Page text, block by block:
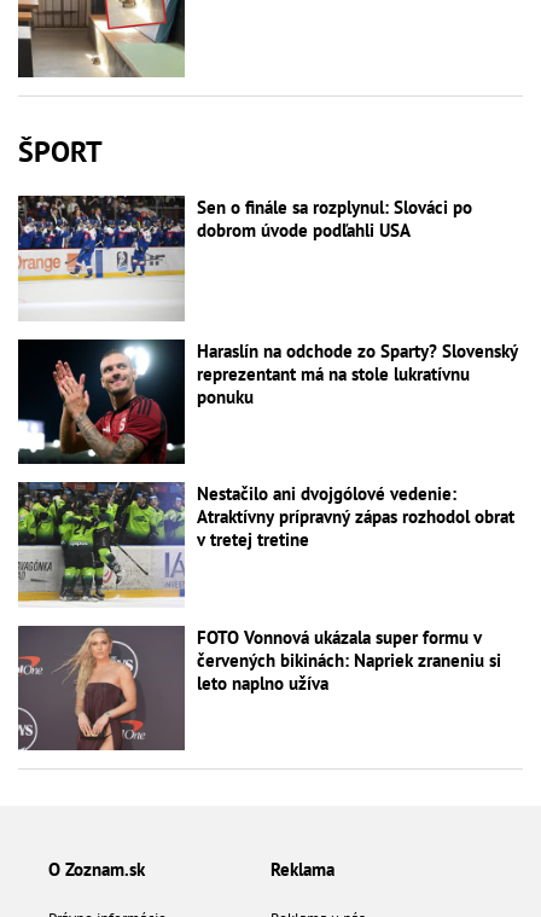
ŠPORT
Sen o finále sa rozplynul: Slováci po
dobrom úvode podľahli USA
Haraslín na odchode zo Sparty? Slovenský
reprezentant má na stole lukratívnu
ponuku
Nestačilo ani dvojgólové vedenie:
Atraktívny prípravný zápas rozhodol obrat
v tretej tretine
FOTO Vonnová ukázala super formu v
červených bikinách: Napriek zraneniu si
leto naplno užíva
O Zoznam.sk Reklama